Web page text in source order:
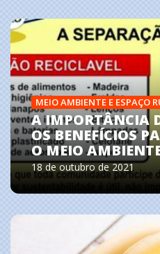
MEIO AMBIENTE E ESPAÇO
A IMPORTÂNCIA
OS BENEFÍCIOS
O MEIO
18 de outubro de 2021